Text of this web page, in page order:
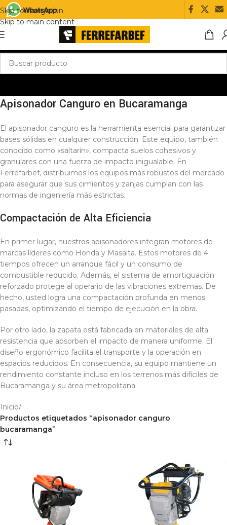
Skip to navigation
Skip to main content
Apisonador Canguro en Bucaramanga
El apisonador canguro es la herramienta esencial para garantizar
bases sólidas en cualquier construcción. Este equipo, también
conocido como «saltarín», compacta suelos cohesivos y
granulares con una fuerza de impacto inigualable. En
Ferrefarbef, distribuimos los equipos más robustos del mercado
para asegurar que sus cimientos y zanjas cumplan con las
normas de ingeniería más estrictas.
Compactación de Alta Eficiencia
En primer lugar, nuestros apisonadores integran motores de
marcas líderes como Honda y Masalta. Estos motores de 4
tiempos ofrecen un arranque fácil y un consumo de
combustible reducido. Además, el sistema de amortiguación
reforzado protege al operario de las vibraciones extremas. De
hecho, usted logra una compactación profunda en menos
pasadas, optimizando el tiempo de ejecución en la obra.
Por otro lado, la zapata está fabricada en materiales de alta
resistencia que absorben el impacto de manera uniforme. El
diseño ergonómico facilita el transporte y la operación en
espacios reducidos. En consecuencia, su equipo mantiene un
rendimiento constante incluso en los terrenos más difíciles de
Bucaramanga y su área metropolitana.
Inicio/
Productos etiquetados “apisonador canguro
bucaramanga”